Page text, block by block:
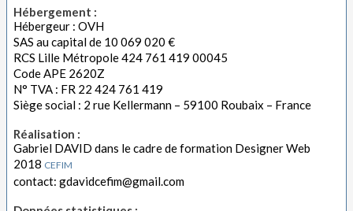
Hébergement :
Hébergeur : OVH
SAS au capital de 10 069 020 €
RCS Lille Métropole 424 761 419 00045
Code APE 2620Z
N° TVA : FR 22 424 761 419
Siège social : 2 rue Kellermann – 59100 Roubaix – France
Réalisation :
Gabriel DAVID dans le cadre de formation Designer Web
2018 CEFIM
contact: gdavidcefim@gmail.com